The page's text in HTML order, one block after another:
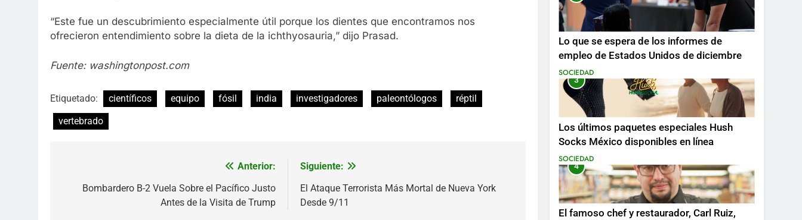
“Este fue un descubrimiento especialmente útil porque los dientes que encontramos nos
ofrecieron entendimiento sobre la dieta de la ichthyosauria,” dijo Prasad.
Fuente: washingtonpost.com
Etiquetado: científicos equipo fósil india investigadores paleontólogos
réptil
vertebrado
Anterior:
Bombardero B-2 Vuela Sobre el Pacífico Justo
Antes de la Visita de Trump
Siguiente:
El Ataque Terrorista Más Mortal de Nueva York
Desde 9/11
Lo que se espera de los informes de
empleo de Estados Unidos de diciembre
SOCIEDAD
3
Los últimos paquetes especiales Hush
Socks México disponibles en línea
SOCIEDAD
4
El famoso chef y restaurador, Carl Ruiz,